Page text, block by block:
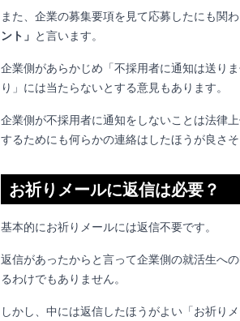
また、企業の募集要項を見て応募したにも関
ント」 と言います。
企業側があらかじめ「不採用者に通知は送り
り」には当たらないとする意見もあります。
企業側が不採用者に通知をしないことは法律
するためにも何らかの連絡はしたほうが良さそ
お祈りメールに返信は必要？
基本的にお祈りメールには返信不要です。
返信があったからと言って企業側の就活生へ
るわけでもありません。
しかし、中には返信したほうがよい「お祈り